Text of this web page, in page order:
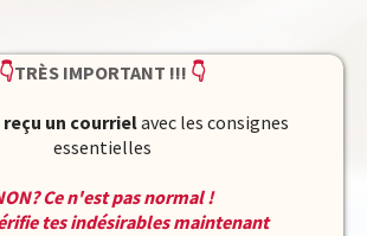
👇TRÈS IMPORTANT !!! 👇
reçu un courrielavec les consignes
essentielles
Ce n'est pas normal !
tes indésirables maintenant